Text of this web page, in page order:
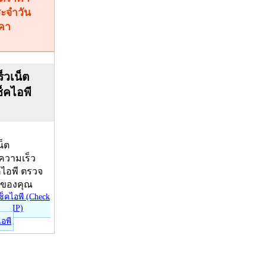
า
วเน็ต
คไอพี
ต
วามเร็ว
อพี ตรวจ
ของคุณ
อพี